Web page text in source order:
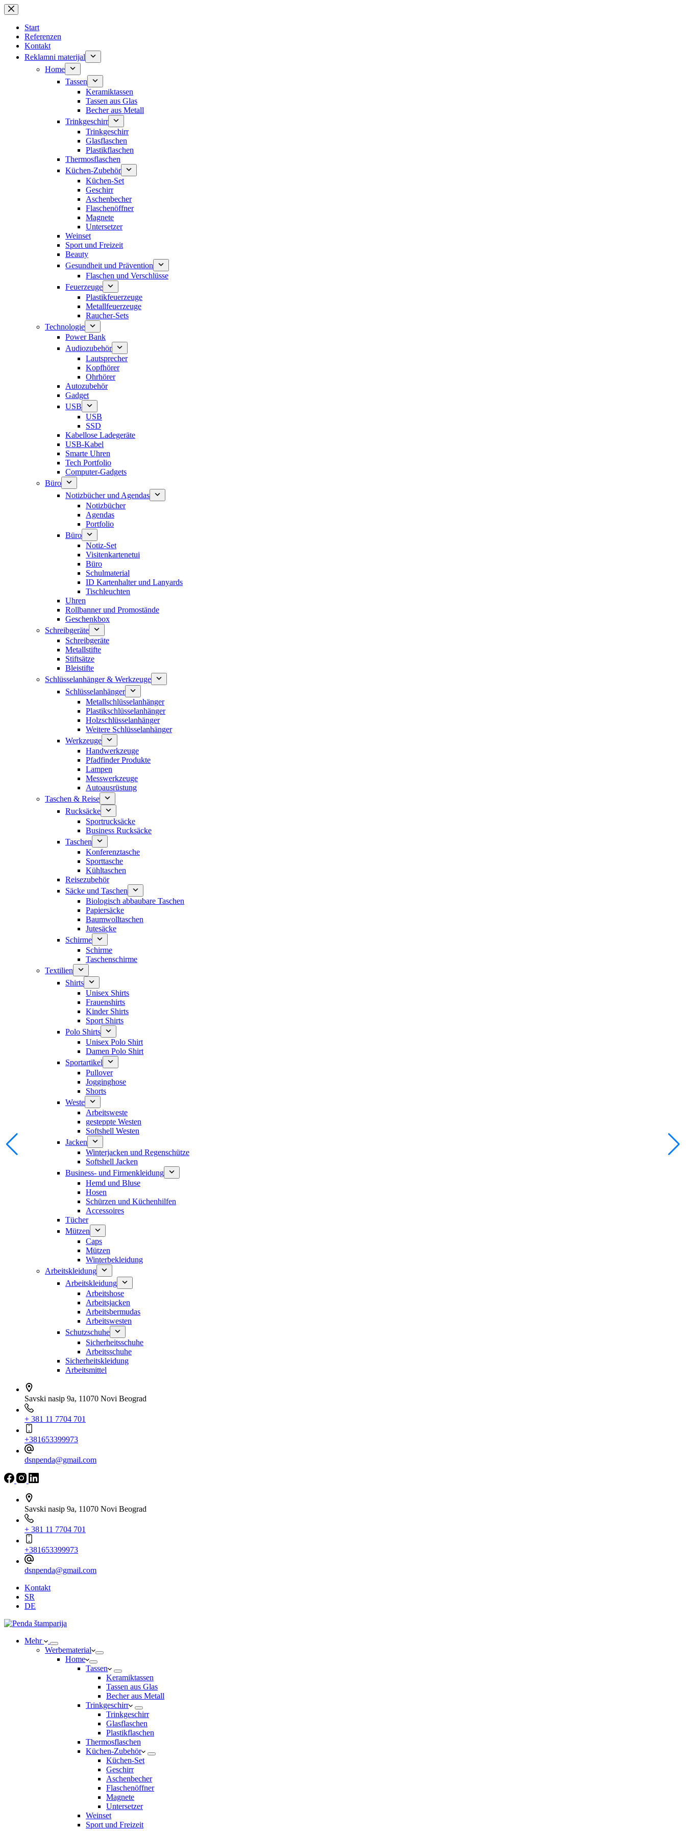
Zum
Inhalt
springenStart
Referenzen
Kontakt
Reklamni materijal
Home
Tassen
Keramiktassen
Tassen aus Glas
Becher aus Metall
Trinkgeschirr
Trinkgeschirr
Glasflaschen
Plastikflaschen
Thermosflaschen
Küchen-Zubehör
Küchen-Set
Geschirr
Aschenbecher
Flaschenöffner
Magnete
Untersetzer
Weinset
Sport und Freizeit
Beauty
Gesundheit und Prävention
Flaschen und Verschlüsse
Feuerzeuge
Plastikfeuerzeuge
Metallfeuerzeuge
Raucher-Sets
Technologie
Power Bank
Audiozubehör
Lautsprecher
Kopfhörer
Ohrhörer
Autozubehör
Gadget
USB
USB
SSD
Kabellose Ladegeräte
USB-Kabel
Smarte Uhren
Tech Portfolio
Computer-Gadgets
Büro
Notizbücher und Agendas
Notizbücher
Agendas
Portfolio
Büro
Notiz-Set
Visitenkartenetui
Büro
Schulmaterial
ID Kartenhalter und Lanyards
Tischleuchten
Uhren
Rollbanner und Promostände
Geschenkbox
Schreibgeräte
Schreibgeräte
Metallstifte
Stiftsätze
Bleistifte
Schlüsselanhänger & Werkzeuge
Schlüsselanhänger
Metallschlüsselanhänger
Plastikschlüsselanhänger
Holzschlüsselanhänger
Weitere Schlüsselanhänger
Werkzeuge
Handwerkzeuge
Pfadfinder Produkte
Lampen
Messwerkzeuge
Autoausrüstung
Taschen & Reise
Rucksäcke
Sportrucksäcke
Business Rucksäcke
Taschen
Konferenztasche
Sporttasche
Kühltaschen
Reisezubehör
Säcke und Taschen
Biologisch abbaubare Taschen
Papiersäcke
Baumwolltaschen
Jutesäcke
Schirme
Schirme
Taschenschirme
Textilien
Shirts
Unisex Shirts
Frauenshirts
Kinder Shirts
Sport Shirts
Polo Shirts
Unisex Polo Shirt
Damen Polo Shirt
Sportartikel
Pullover
Jogginghose
Shorts
Weste
Arbeitsweste
gesteppte Westen
Softshell Westen
Jacken
Winterjacken und Regenschütze
Softshell Jacken
Business- und Firmenkleidung
Hemd und Bluse
Hosen
Schürzen und Küchenhilfen
Accessoires
Tücher
Mützen
Caps
Mützen
Winterbekleidung
Arbeitskleidung
Arbeitskleidung
Arbeitshose
Arbeitsjacken
Arbeitsbermudas
Arbeitswesten
Schutzschuhe
Sicherheitsschuhe
Arbeitsschuhe
Sicherheitskleidung
Arbeitsmittel
Savski nasip 9a, 11070 Novi Beograd
+ 381 11 7704 701
+381653399973
dsnpenda@gmail.com
Savski nasip 9a, 11070 Novi Beograd
+ 381 11 7704 701
+381653399973
dsnpenda@gmail.com
Kontakt
SR
DE
Mehr
Werbematerial
Home
Tassen
Keramiktassen
Tassen aus Glas
Becher aus Metall
Trinkgeschirr
Trinkgeschirr
Glasflaschen
Plastikflaschen
Thermosflaschen
Küchen-Zubehör
Küchen-Set
Geschirr
Aschenbecher
Flaschenöffner
Magnete
Untersetzer
Weinset
Sport und Freizeit